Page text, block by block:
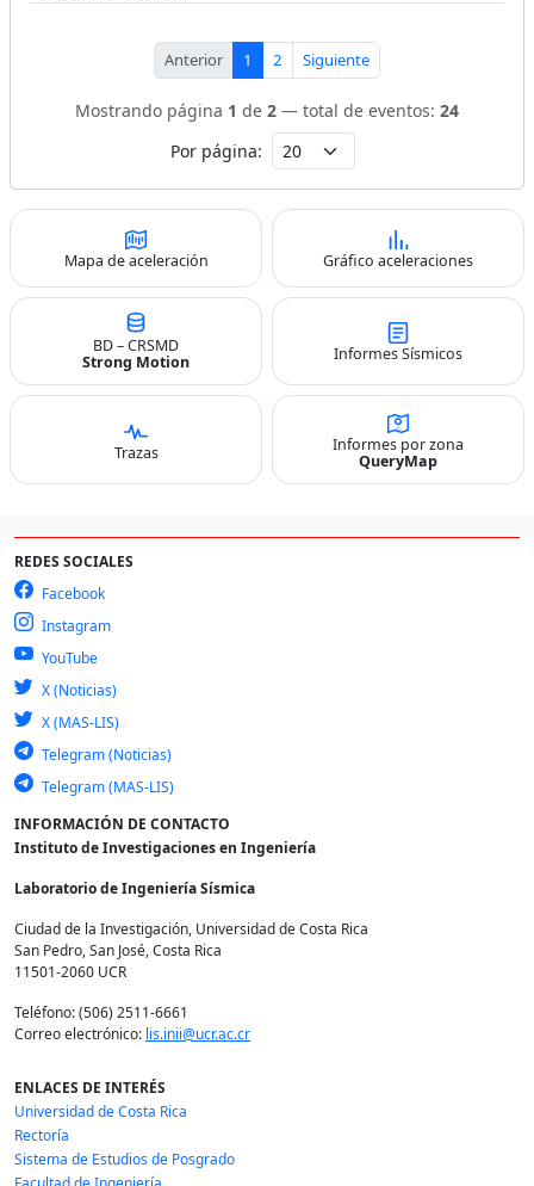
Anterior 1 2 Siguiente
Mostrando página 1 de 2 — total de eventos: 24
Por página:
Mapa de aceleración Gráfico aceleraciones
BD – CRSMD
Strong Motion
Informes Sísmicos
Trazas
Informes por zona
QueryMap
REDES SOCIALES
Facebook
Instagram
YouTube
X (Noticias)
X (MAS-LIS)
Telegram (Noticias)
Telegram (MAS-LIS)
INFORMACIÓN DE CONTACTO
Instituto de Investigaciones en Ingeniería
Laboratorio de Ingeniería Sísmica
Ciudad de la Investigación, Universidad de Costa Rica
San Pedro, San José, Costa Rica
11501-2060 UCR
Teléfono: (506) 2511-6661
Correo electrónico: lis.inii@ucr.ac.cr
ENLACES DE INTERÉS
Universidad de Costa Rica
Rectoría
Sistema de Estudios de Posgrado